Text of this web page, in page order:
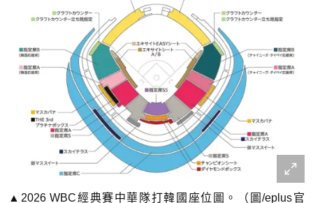
▲2026 WBC經典賽中華隊打韓國座位圖。（圖/eplus官